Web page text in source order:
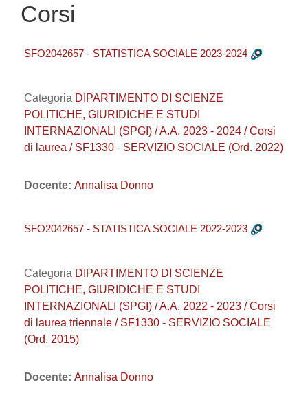
Corsi
SFO2042657 - STATISTICA SOCIALE 2023-2024
Categoria DIPARTIMENTO DI SCIENZE
POLITICHE, GIURIDICHE E STUDI
INTERNAZIONALI (SPGI) / A.A. 2023 - 2024 / Corsi
di laurea / SF1330 - SERVIZIO SOCIALE (Ord. 2022)
Docente: Annalisa Donno
SFO2042657 - STATISTICA SOCIALE 2022-2023
Categoria DIPARTIMENTO DI SCIENZE
POLITICHE, GIURIDICHE E STUDI
INTERNAZIONALI (SPGI) / A.A. 2022 - 2023 / Corsi
di laurea triennale / SF1330 - SERVIZIO SOCIALE
(Ord. 2015)
Docente: Annalisa Donno